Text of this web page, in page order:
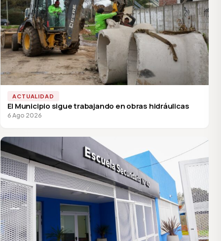
ACTUALIDAD
El Municipio sigue trabajando en obras hidráulicas
6 Ago 2026